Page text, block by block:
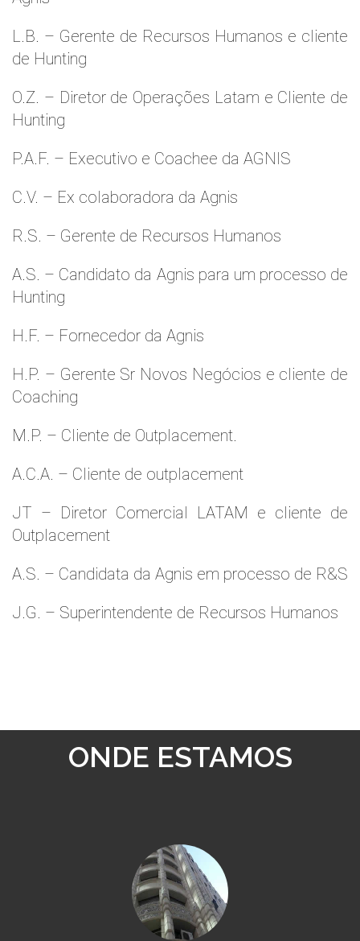
L.B. – Gerente de Recursos Humanos e cliente
de Hunting
O.Z. – Diretor de Operações Latam e Cliente de
Hunting
P.A.F. – Executivo e Coachee da AGNIS
C.V. – Ex colaboradora da Agnis
R.S. – Gerente de Recursos Humanos
A.S. – Candidato da Agnis para um processo de
Hunting
H.F. – Fornecedor da Agnis
H.P. – Gerente Sr Novos Negócios e cliente de
Coaching
M.P. – Cliente de Outplacement.
A.C.A. – Cliente de outplacement
JT – Diretor Comercial LATAM e cliente de
Outplacement
A.S. – Candidata da Agnis em processo de R&S
J.G. – Superintendente de Recursos Humanos
ONDE ESTAMOS